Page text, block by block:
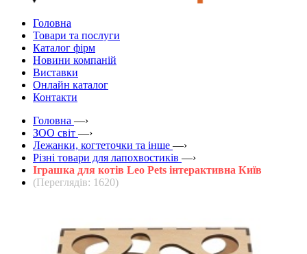
Головна
Товари та послуги
Каталог фірм
Новини компаній
Виставки
Онлайн каталог
Контакти
Головна —›
ЗOO світ —›
Лежанки, когтеточки та інше —›
Різні товари для лапохвостиків —›
Іграшка для котів Leo Pets інтерактивна Київ
(Переглядів: 1620)